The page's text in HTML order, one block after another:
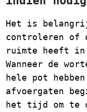
Het is
controleren of
ruimte heeft in
Wanneer de
hele pot
afvoergaten
het tijd om te